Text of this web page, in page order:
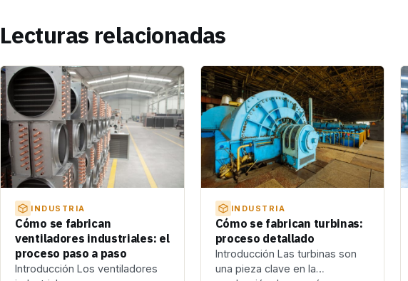
Lecturas relacionadas
INDUSTRIA
Cómo se fabrican
ventiladores industriales: el
proceso paso a paso
Introducción Los ventiladores
INDUSTRIA
Cómo se fabrican turbinas:
proceso detallado
Introducción Las turbinas son
una pieza clave en la